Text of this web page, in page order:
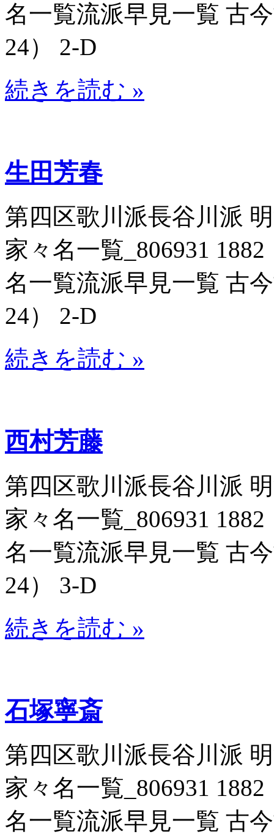
名一覧流派早見一覧 古
24） 2-D
続きを読む »
生田芳春
第四区歌川派長谷川派
家々名一覧_806931
名一覧流派早見一覧 古
24） 2-D
続きを読む »
西村芳藤
第四区歌川派長谷川派
家々名一覧_806931
名一覧流派早見一覧 古
24） 3-D
続きを読む »
石塚寧斎
第四区歌川派長谷川派
家々名一覧_806931
名一覧流派早見一覧 古